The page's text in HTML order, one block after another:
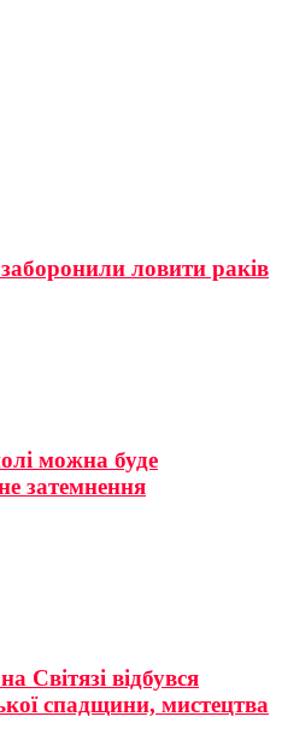
ловити раків
можна буде
затемнення
Світязі відбувся
спадщини, мистецтва